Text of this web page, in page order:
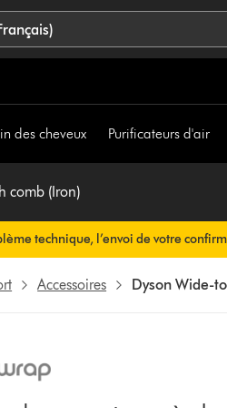
des cheveux Purificateurs d'air
comb (Iron)
technique, l’envoi de votre
Votre confirmation de commande
Accessoires Dyson Wide-